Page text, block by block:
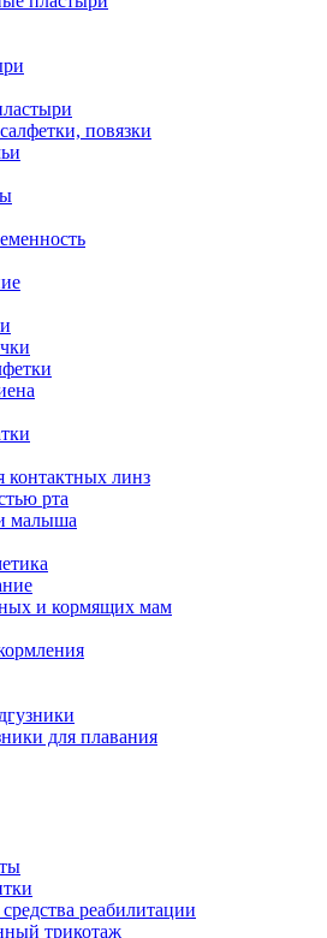
повязки
контактных линз
рта
малыша
и кормящих мам
для плавания
реабилитации
трикотаж